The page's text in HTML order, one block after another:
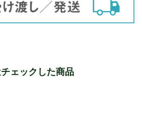
ェックした商品